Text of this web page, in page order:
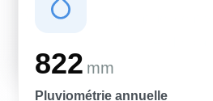
Des conditions qui influencent
822 mm
Pluviométrie annuelle